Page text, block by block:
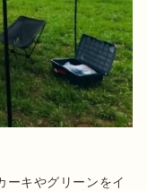
ーキやグリーンをイ